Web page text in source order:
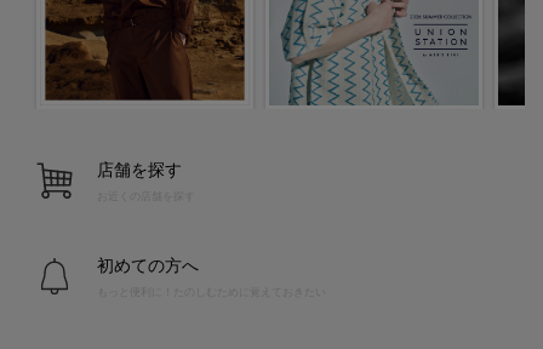
店舗を探す
お近くの店舗を探す
初めての方へ